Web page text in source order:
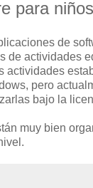
para niños
de
de actividades
actividades
pero
bajo la
muy bien